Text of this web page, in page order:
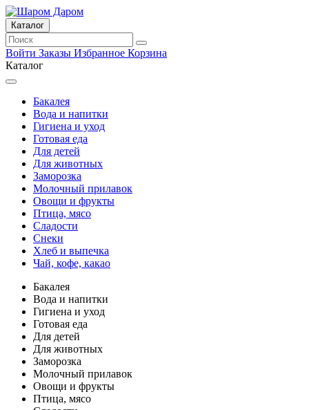
Каталог
Войти Заказы Избранное Корзина
Каталог
Бакалея
Вода и напитки
Гигиена и уход
Готовая еда
Для детей
Для животных
Заморозка
Молочный прилавок
Овощи и фрукты
Птица, мясо
Сладости
Снеки
Хлеб и выпечка
Чай, кофе, какао
Бакалея
Вода и напитки
Гигиена и уход
Готовая еда
Для детей
Для животных
Заморозка
Молочный прилавок
Овощи и фрукты
Птица, мясо